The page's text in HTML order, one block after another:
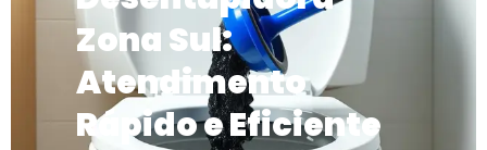
Zona Sul:
Atendimento
Rápido e Eficiente